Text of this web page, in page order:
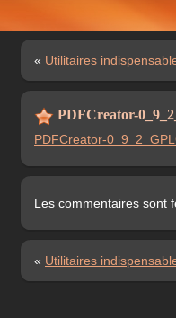
« Utilitaires
PDFCreator-
PDFCreator-
Les commentaires sont
« Utilitaires